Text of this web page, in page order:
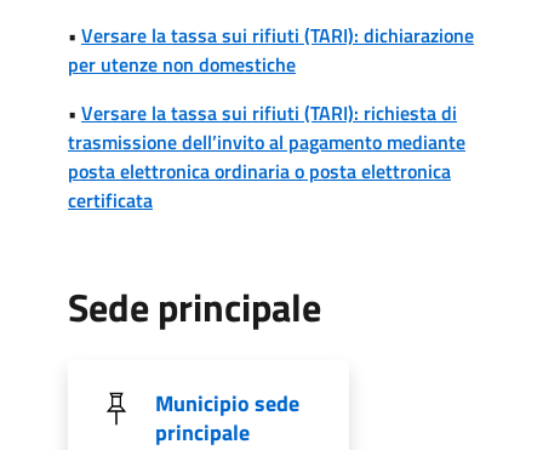
• Versare la tassa sui rifiuti (TARI): dichiarazione
per utenze non domestiche
• Versare la tassa sui rifiuti (TARI): richiesta di
trasmissione dell’invito al pagamento mediante
posta elettronica ordinaria o posta elettronica
certificata
Sede principale
Municipio sede
principale